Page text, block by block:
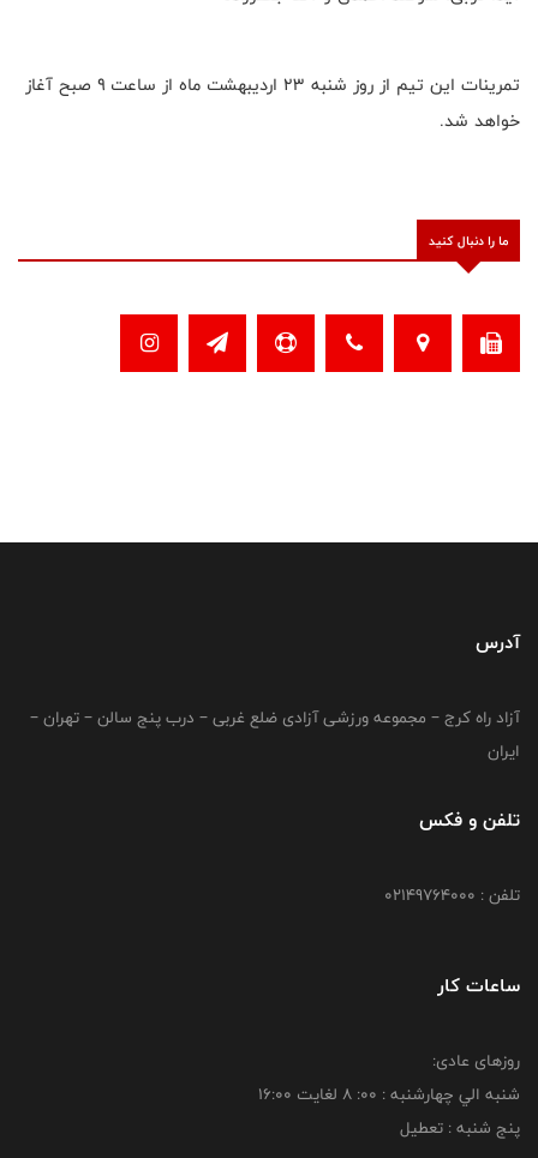
تمرینات این تیم از روز شنبه ۲۳ اردیبهشت ماه از ساعت ۹ صبح آغاز
خواهد شد.
ما را دنبال کنید
آدرس
آزاد راه کرج – مجموعه ورزشی آزادی ضلع غربی – درب پنج سالن – تهران –
ایران
تلفن و فکس
تلفن : 02149764000
ساعات کار
روزهای عادی:
شنبه الي چهارشنبه : 00: 8 لغايت 16:00
پنج شنبه : تعطیل